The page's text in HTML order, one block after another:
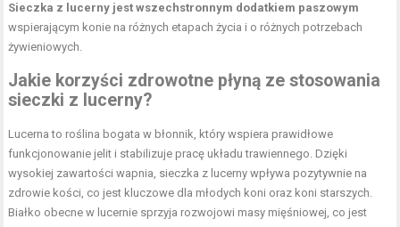
Sieczka z lucerny jest wszechstronnym dodatkiem paszowym
wspierającym konie na różnych etapach życia i o różnych potrzebach
żywieniowych.
Jakie korzyści zdrowotne płyną ze stosowania
sieczki z lucerny?
Lucerna to roślina bogata w błonnik, który wspiera prawidłowe
funkcjonowanie jelit i stabilizuje pracę układu trawiennego. Dzięki
wysokiej zawartości wapnia, sieczka z lucerny wpływa pozytywnie na
zdrowie kości, co jest kluczowe dla młodych koni oraz koni starszych.
Białko obecne w lucernie sprzyja rozwojowi masy mięśniowej, co jest